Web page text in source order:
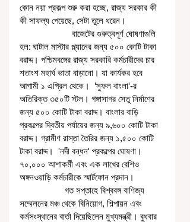
কোন নয়া প্রকল্প শুরু করা হচ্ছে, রাজ্য সরকার কী
কী সাফল্য পেয়েছে, সেটা তুলে ধরেন।
হল: ঘাটাল মাস্টার প্ল্যানের জন্য ৫০০ কোটি টাকা
বরাদ্দ। পশ্চিমবঙ্গের রাজ্য সরকারি কর্মচারীদের চার
শতাংশ মহার্ঘ ভাতা বাড়ানো। যা কার্যকর হবে
আগামী ১ এপ্রিল থেকে।  'সুফল বাংলা'-র
অতিরিক্ত ৩৫০টি স্টল। গঙ্গাসাগর সেতু নির্মাণের
জন্য ৫০০ কোটি টাকা বরাদ্দ। বাংলার বাড়ি
প্রকল্পের দ্বিতীয় পর্যায়ের জন্য ৯,৬০০ কোটি টাকা
বরাদ্দ। গ্রামীণ রাস্তা তৈরির জন্য ১,৫০০ কোটি
টাকা বরাদ্দ।  'নদী বন্ধন' প্রকল্পের ঘোষণা।
৭০,০০০ আশাকর্মী এবং এক লাখের বেশিও
অঙ্গনওয়াড়ি কর্মচারীকে স্মার্টফোন প্রদান।
সম্মেলনের মঞ্চ থেকে বিনিয়োগ, শিল্পায়ন এবং
কর্মসংস্থানের বার্তা দিয়েছিলেন মুখ্যমন্ত্রী। বুধবার